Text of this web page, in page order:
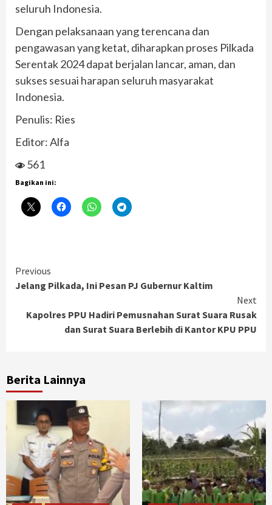
seluruh Indonesia.
Dengan pelaksanaan yang terencana dan
pengawasan yang ketat, diharapkan proses Pilkada
Serentak 2024 dapat berjalan lancar, aman, dan
sukses sesuai harapan seluruh masyarakat
Indonesia.
Penulis: Ries
Editor: Alfa
561
Bagikan ini:
Continue
Reading
Previous
Jelang Pilkada, Ini Pesan PJ Gubernur Kaltim
Next
Kapolres PPU Hadiri Pemusnahan Surat Suara Rusak
dan Surat Suara Berlebih di Kantor KPU PPU
Berita Lainnya